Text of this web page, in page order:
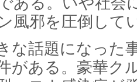
風邪を圧倒して
な話題になった
がある。豪華ク